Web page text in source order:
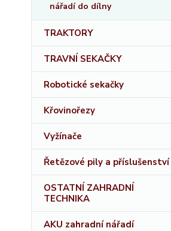
nářadí do dílny
TRAKTORY
TRAVNÍ SEKAČKY
Robotické sekačky
Křovinořezy
Vyžínače
Řetězové pily a příslušenství
OSTATNÍ ZAHRADNÍ
TECHNIKA
AKU zahradní nářadí